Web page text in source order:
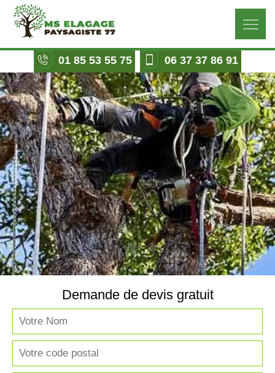
01 85 53 55 75 06 37 37 86 91
Demande de devis gratuit